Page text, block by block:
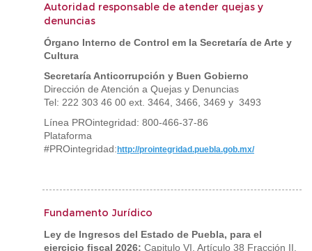
Autoridad responsable de atender quejas y
denuncias
Órgano Interno de Control em la Secretaría de Arte y
Cultura
Secretaría Anticorrupción y Buen Gobierno
Dirección de Atención a Quejas y Denuncias
Tel: 222 303 46 00 ext. 3464, 3466, 3469 y 3493
Línea PROintegridad: 800-466-37-86
Plataforma
#PROintegridad: http://prointegridad.puebla.gob.mx/
Fundamento Jurídico
Ley de Ingresos del Estado de Puebla, para el
ejercicio fiscal 2026: Capitulo VI, Artículo 38 Fracción II.